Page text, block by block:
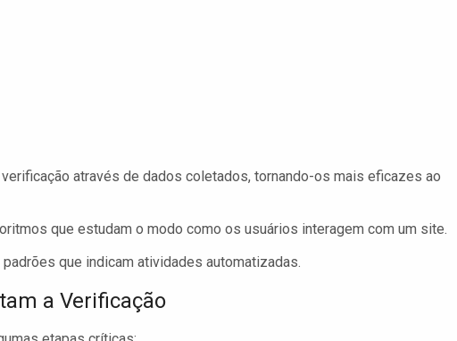
através de dados coletados, tornando-os mais eficazes ao
que estudam o modo como os usuários interagem com um site.
que indicam atividades automatizadas.
a Verificação